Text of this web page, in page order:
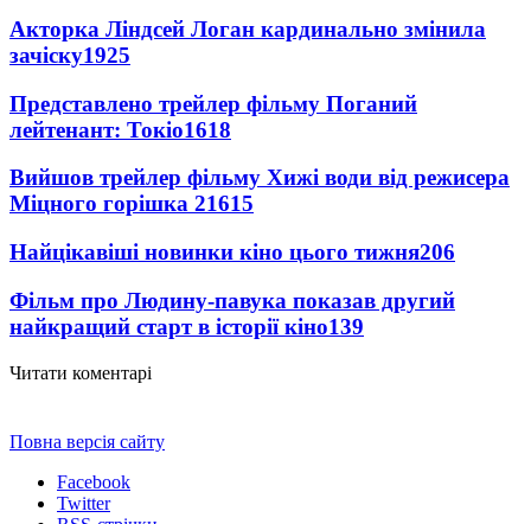
Акторка Ліндсей Логан кардинально змінила
зачіску1925
Представлено трейлер фільму Поганий
лейтенант: Токіо1618
Вийшов трейлер фільму Хижі води від режисера
Міцного горішка 21615
Найцікавіші новинки кіно цього тижня206
Фільм про Людину-павука показав другий
найкращий старт в історії кіно139
Читати коментарі
Повна версія сайту
Facebook
Twitter